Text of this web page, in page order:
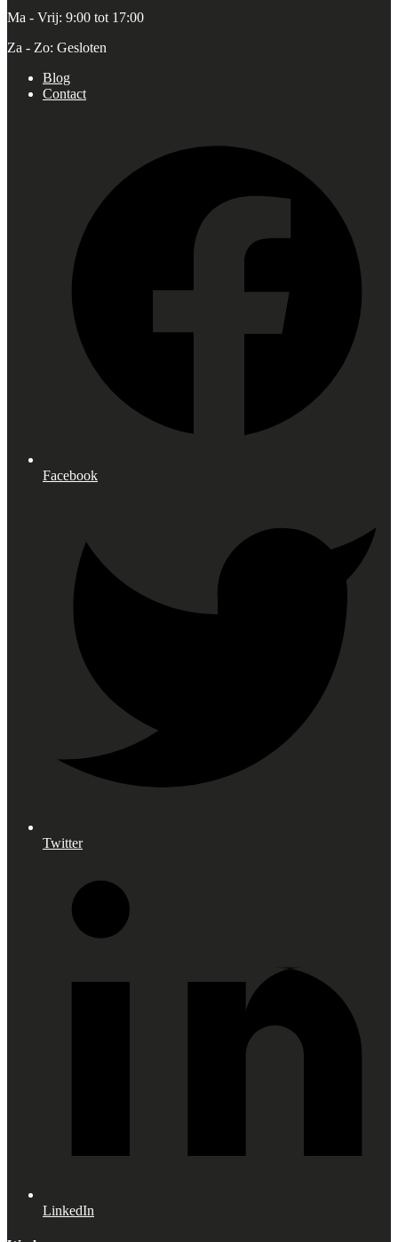
Ma - Vrij: 9:00 tot 17:00
Za - Zo: Gesloten
Blog
Contact
Facebook
Twitter
LinkedIn